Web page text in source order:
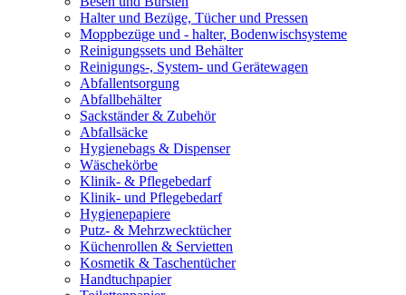
Halter und Bezüge, Tücher und Pressen
Moppbezüge und - halter, Bodenwischsysteme
Reinigungssets und Behälter
Reinigungs-, System- und Gerätewagen
Abfallentsorgung
Abfallbehälter
Sackständer & Zubehör
Abfallsäcke
Hygienebags & Dispenser
Wäschekörbe
Klinik- & Pflegebedarf
Klinik- und Pflegebedarf
Hygienepapiere
Putz- & Mehrzwecktücher
Küchenrollen & Servietten
Kosmetik & Taschentücher
Handtuchpapier